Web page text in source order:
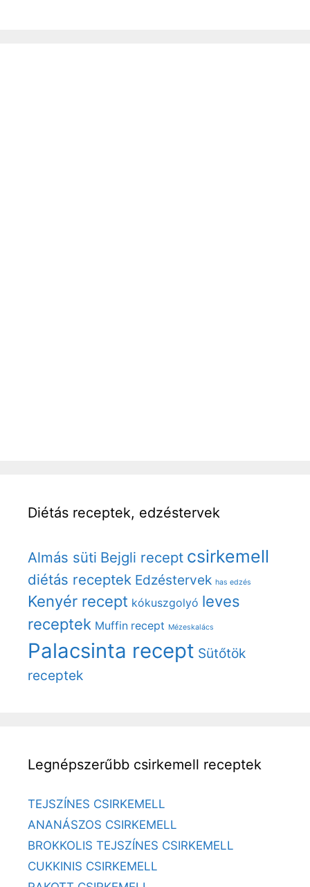
Diétás receptek, edzéstervek
Almás süti Bejgli recept csirkemell
diétás receptek Edzéstervek has edzés
Kenyér recept kókuszgolyó leves
receptek Muffin recept Mézeskalács
Palacsinta recept Sütőtök
receptek
Legnépszerűbb csirkemell receptek
TEJSZÍNES CSIRKEMELL
ANANÁSZOS CSIRKEMELL
BROKKOLIS TEJSZÍNES CSIRKEMELL
CUKKINIS CSIRKEMELL